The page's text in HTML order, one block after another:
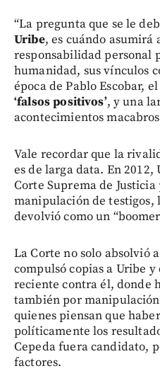
“La pregunta que se le
Uribe, es cuándo asumirá
responsabilidad personal
humanidad, sus vínculos
época de Pablo Escobar,
‘falsos positivos’, y una
acontecimientos
Vale recordar que la
es de larga data. En
Corte Suprema de
manipulación de testigos,
devolvió como un
La Corte no solo absolvió
compulsó copias a Uribe
reciente contra él, donde
también por
quienes piensan que
políticamente los
Cepeda fuera candidato,
factores.